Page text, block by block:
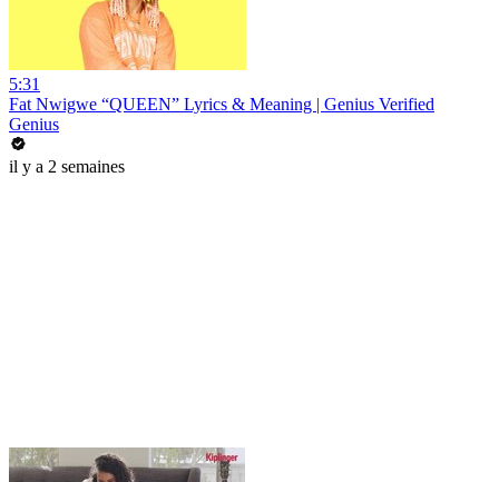
5:31
Fat Nwigwe “QUEEN” Lyrics & Meaning | Genius Verified
Genius
il y a 2 semaines